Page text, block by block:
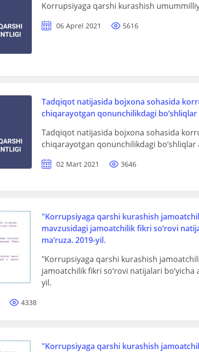
Korrupsiyaga qarshi kurashish
06 Aprel 2021 5616
Tadqiqot natijasida bojxona sohasida
chiqarayotgan qonunchilikdagi
Tadqiqot natijasida bojxona sohasida
chiqarayotgan qonunchilikdagi bo‘shliqlar
02 Mart 2021 3646
"Korrupsiyaga qarshi kurashish
mavzusidagi jamoatchilik fikri so‘rovi
ma’ruza. 2019-yil.
"Korrupsiyaga qarshi kurashish
jamoatchilik fikri so‘rovi natijalari bo‘yicha
yil.
4338
"Korrupsiyaga qarshi kurashish